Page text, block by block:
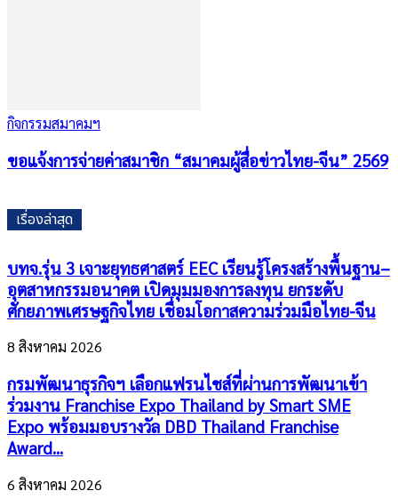
กิจกรรมสมาคมฯ
ขอแจ้งการจ่ายค่าสมาชิก “สมาคมผู้สื่อข่าวไทย-จีน” 2569
เรื่องล่าสุด
บทจ.รุ่น 3 เจาะยุทธศาสตร์ EEC เรียนรู้โครงสร้างพื้นฐาน–
อุตสาหกรรมอนาคต เปิดมุมมองการลงทุน ยกระดับ
ศักยภาพเศรษฐกิจไทย เชื่อมโอกาสความร่วมมือไทย-จีน
8 สิงหาคม 2026
กรมพัฒนาธุรกิจฯ เลือกแฟรนไชส์ที่ผ่านการพัฒนาเข้า
ร่วมงาน Franchise Expo Thailand by Smart SME
Expo พร้อมมอบรางวัล DBD Thailand Franchise
Award...
6 สิงหาคม 2026